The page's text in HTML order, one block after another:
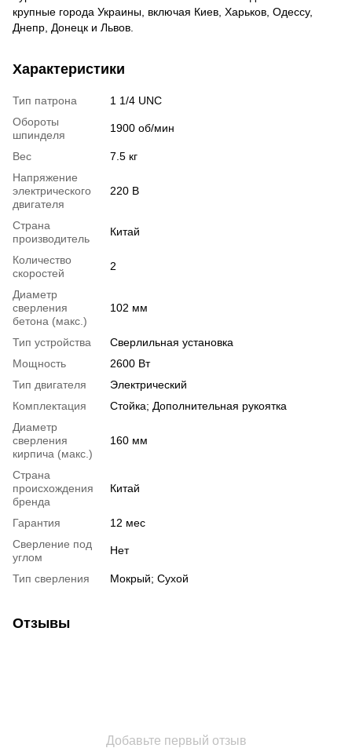
крупные города Украины, включая Киев, Харьков, Одессу,
Днепр, Донецк и Львов.
Характеристики
Тип патрона
1 1/4 UNC
Обороты
шпинделя
1900 об/мин
Вес
7.5 кг
Напряжение
электрического
двигателя
220 В
Страна
производитель
Китай
Количество
скоростей
2
Диаметр
сверления
бетона (макс.)
102 мм
Тип устройства
Сверлильная установка
Мощность
2600 Вт
Тип двигателя
Электрический
Комплектация
Стойка; Дополнительная рукоятка
Диаметр
сверления
кирпича (макс.)
160 мм
Страна
происхождения
бренда
Китай
Гарантия
12 мес
Сверление под
углом
Нет
Тип сверления Мокрый; Сухой
Отзывы
Добавьте первый отзыв